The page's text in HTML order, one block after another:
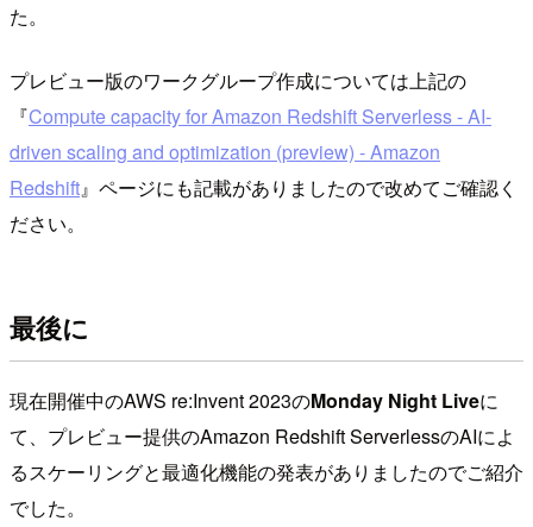
た。
プレビュー版のワークグループ作成については上記の
『Compute capacity for Amazon Redshift Serverless - AI-
driven scaling and optimization (preview) - Amazon
Redshift』ページにも記載がありましたので改めてご確認く
ださい。
最後に
現在開催中のAWS re:Invent 2023のMonday Night Liveに
て、プレビュー提供のAmazon Redshift ServerlessのAIによ
るスケーリングと最適化機能の発表がありましたのでご紹介
でした。